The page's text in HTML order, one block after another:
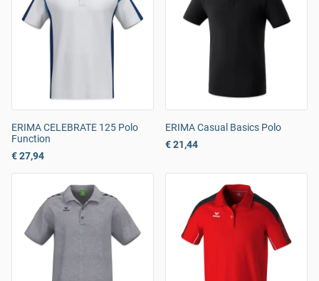
ERIMA CELEBRATE 125 Polo
Function
€ 27,94
ERIMA Casual Basics Polo
€ 21,44